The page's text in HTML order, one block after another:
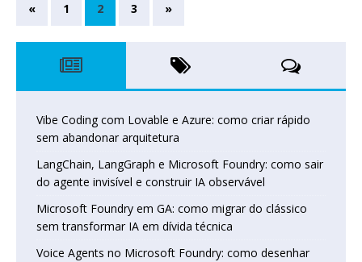
« 1 2 3 »
Vibe Coding com Lovable e Azure: como criar rápido
sem abandonar arquitetura
LangChain, LangGraph e Microsoft Foundry: como sair
do agente invisível e construir IA observável
Microsoft Foundry em GA: como migrar do clássico
sem transformar IA em dívida técnica
Voice Agents no Microsoft Foundry: como desenhar